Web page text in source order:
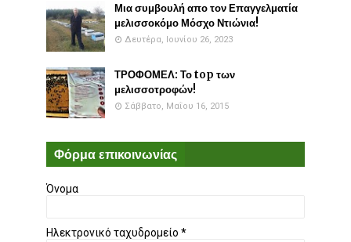
Μια συμβουλή απο τον Επαγγελματία
μελισσοκόμο Μόσχο Ντιώνια!
Δευτέρα, Ιουνίου 26, 2023
ΤΡΟΦΟΜΕΛ: Το top των
μελισσοτροφών!
Σάββατο, Μαΐου 16, 2015
Φόρμα επικοινωνίας
Όνομα
Ηλεκτρονικό ταχυδρομείο *